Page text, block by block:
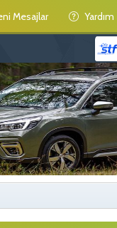
Mesajlar Yardım